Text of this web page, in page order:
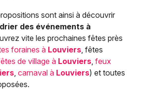
sont ainsi à découvrir
des événements à
vite les prochaines fêtes près
foraines à Louviers , fêtes
de village à Louviers feux
carnaval à Louviers) et toutes